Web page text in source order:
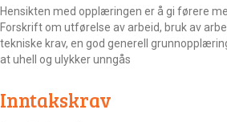
Hensikten med opplæringen er å gi førere
Forskrift om utførelse av arbeid, bruk av
tekniske krav, en god generell
at uhell og ulykker unngås
Inntakskrav